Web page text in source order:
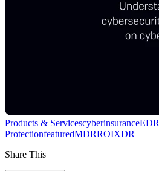
Products & ServicescyberinsuranceEDR
ProtectionfeaturedMDRROIXDR
Share This